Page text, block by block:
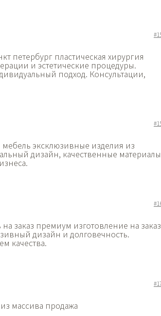
петербург пластическая хирургия
и эстетические процедуры.
подход. Консультации,
мебель эксклюзивные изделия из
дизайн, качественные материалы
на заказ премиум изготовление на
дизайн и долговечность.
качества.
массива продажа